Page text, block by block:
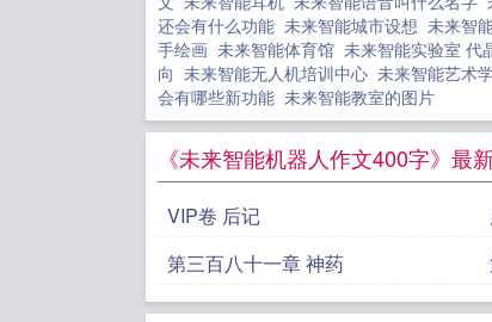
还会有什么功能 未来智能城市设想 未来智
手绘画 未来智能体育馆 未来智能实验室 代
向 未来智能无人机培训中心 未来智能艺术
会有哪些新功能 未来智能教室的图片
《未来智能机器人作文400字》最
VIP卷 后记
第三百八十一章 神药